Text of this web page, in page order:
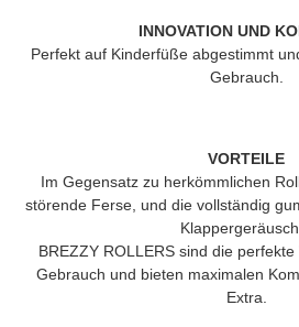
INNOVATION UND
Perfekt auf Kinderfüße abgestimmt
Gebrauch.
VORTEILE
Im Gegensatz zu herkömmlichen
störende Ferse, und die vollständig
BREZZY ROLLERS sind die perfekte
Gebrauch und bieten maximalen
Extra.